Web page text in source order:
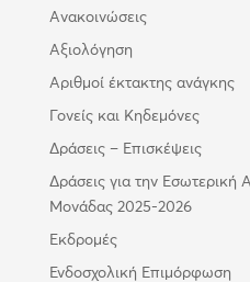
Ανακοινώσεις
Αξιολόγηση
Αριθμοί έκτακτης ανάγκης
Γονείς και Κηδεμόνες
Δράσεις – Επισκέψεις
Δράσεις για την Εσωτερική
Μονάδας 2025-2026
Εκδρομές
Ενδοσχολική Επιμόρφωση